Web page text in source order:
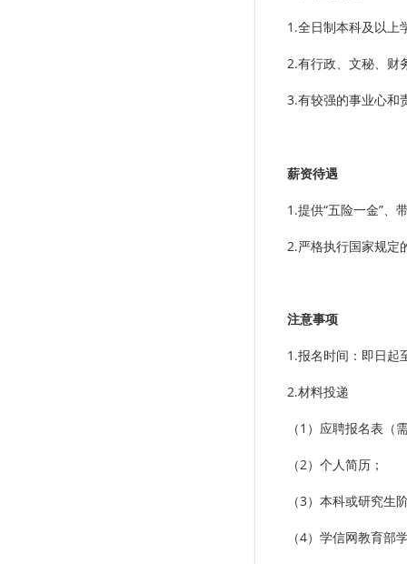
1.全日制本科及以上
2.有行政、文秘、财
3.有较强的事业心和
薪资待遇
1.提供“五险一金”、
2.严格执行国家规定
注意事项
1.报名时间：即日起
2.材料投递
（1）应聘报名表（
（2）个人简历；
（3）本科或研究
（4）学信网教育部